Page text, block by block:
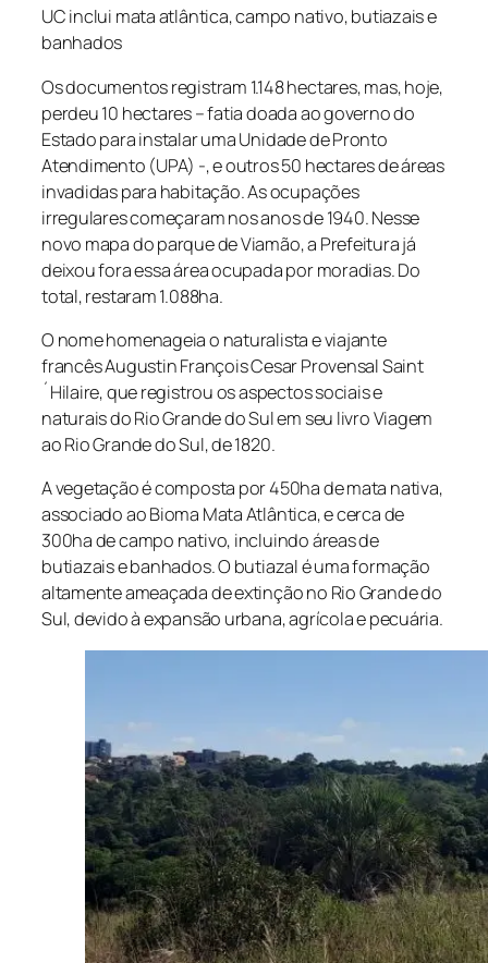
UC inclui mata atlântica, campo nativo, butiazais e
banhados
Os documentos registram 1.148 hectares, mas, hoje,
perdeu 10 hectares – fatia doada ao governo do
Estado para instalar uma Unidade de Pronto
Atendimento (UPA) -, e outros 50 hectares de áreas
invadidas para habitação. As ocupações
irregulares começaram nos anos de 1940. Nesse
novo mapa do parque de Viamão, a Prefeitura já
deixou fora essa área ocupada por moradias. Do
total, restaram 1.088ha.
O nome homenageia o naturalista e viajante
francês Augustin François Cesar Provensal Saint
´Hilaire, que registrou os aspectos sociais e
naturais do Rio Grande do Sul em seu livro Viagem
ao Rio Grande do Sul, de 1820.
A vegetação é composta por 450ha de mata nativa,
associado ao Bioma Mata Atlântica, e cerca de
300ha de campo nativo, incluindo áreas de
butiazais e banhados. O butiazal é uma formação
altamente ameaçada de extinção no Rio Grande do
Sul, devido à expansão urbana, agrícola e pecuária.